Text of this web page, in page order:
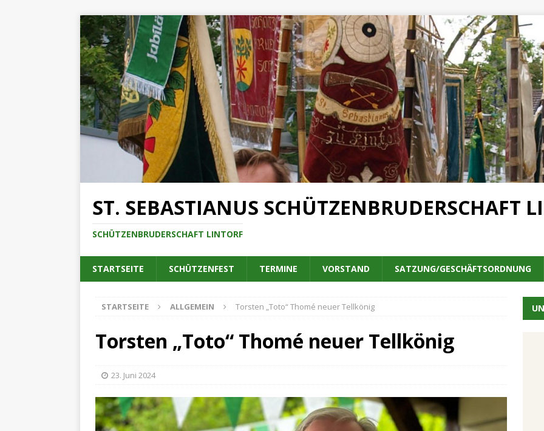
ST. SEBASTIANUS SCHÜTZENBRUDERSCHAFT
SCHÜTZENBRUDERSCHAFT LINTORF
STARTSEITE SCHÜTZENFEST TERMINE VORSTAND SATZUNG/GESCHÄFTSORDNUNG
STARTSEITE ALLGEMEIN Torsten „Toto“ Thomé neuer Tellkönig
Torsten „Toto“ Thomé neuer Tellkönig
23. Juni 2024